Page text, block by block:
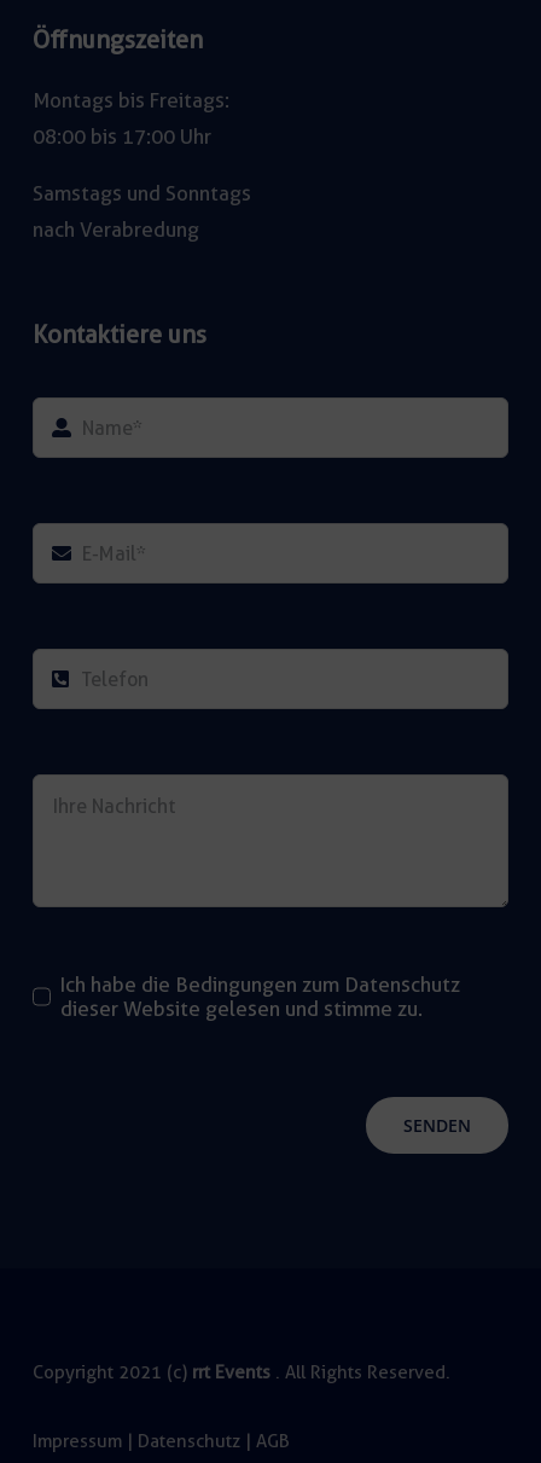
Öffnungszeiten
Montags bis Freitags:
08:00 bis 17:00 Uhr
Samstags und Sonntags
nach Verabredung
Kontaktiere uns
Ich habe die Bedingungen zum Datenschutz
dieser Website gelesen und stimme zu.
SENDEN
Copyright 2021 (c) rrt Events . All Rights Reserved.
Impressum| Datenschutz| AGB